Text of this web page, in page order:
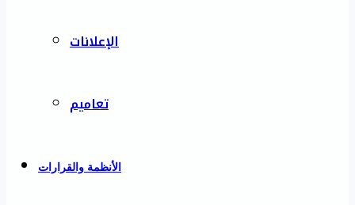
الإعلانات
تعاميم
الأنظمة والقرارات